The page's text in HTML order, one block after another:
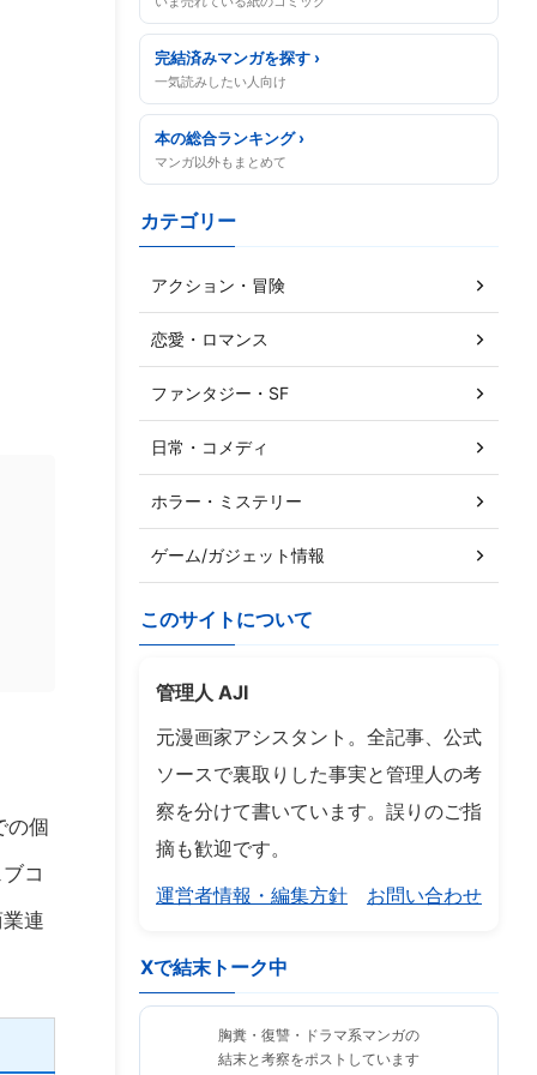
の個
コ
連
完結済みマンガを探す ›
一気読みしたい人向け
本の総合ランキング ›
マンガ以外もまとめて
カテゴリー
アクション・冒険
恋愛・ロマンス
ファンタジー・SF
日常・コメディ
ホラー・ミステリー
ゲーム/ガジェット情報
このサイトについて
管理人 AJI
元漫画家アシスタント。全記事、公式
ソースで裏取りした事実と管理人の考
察を分けて書いています。誤りのご指
摘も歓迎です。
運営者情報・編集方針
お問い合わせ
Xで結末トーク中
胸糞・復讐・ドラマ系マンガの
結末と考察をポストしています